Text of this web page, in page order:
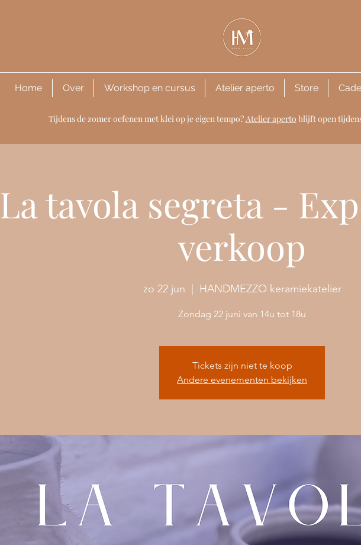
Home Over Workshop en cursus Atelier aperto Store
Tijdens de zomer oefenen met klei op je eigen tempo? Atelier aperto blijft open
La tavola segreta -
verkoop
zo 22 jun
  |
HANDMEZZO keramiekatelier
Zondag 22 juni van 14u tot 18u
Tickets zijn niet te koop
Andere evenementen bekijken